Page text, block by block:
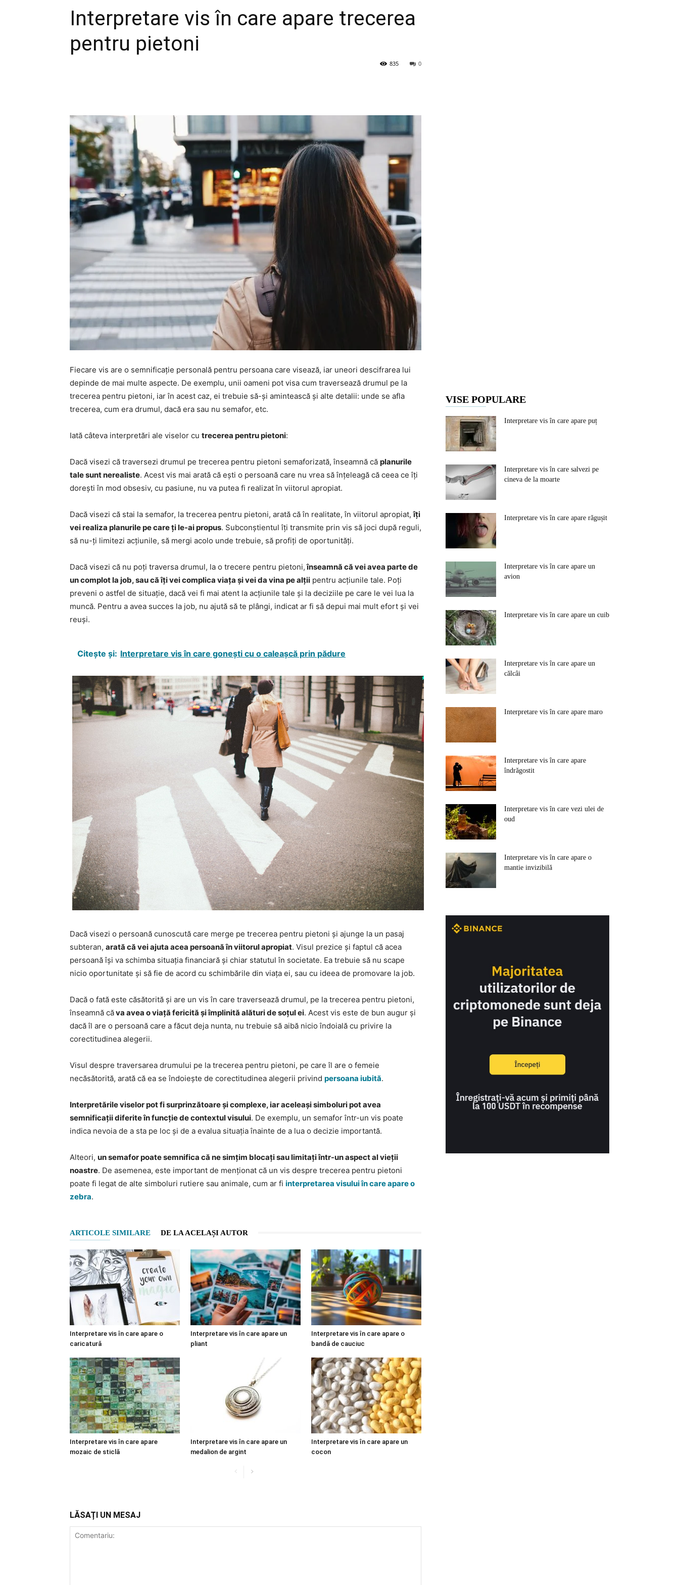
Interpretare vis în care apare trecerea
pentru pietoni
0
835
Fiecare vis are o semnificație personală pentru persoana care visează, iar uneori descifrarea lui
depinde de mai multe aspecte. De exemplu, unii oameni pot visa cum traversează drumul pe la
trecerea pentru pietoni, iar în acest caz, ei trebuie să-și amintească și alte detalii: unde se afla
trecerea, cum era drumul, dacă era sau nu semafor, etc.
Iată câteva interpretări ale viselor cu trecerea pentru pietoni:
Dacă visezi că traversezi drumul pe trecerea pentru pietoni semaforizată, înseamnă că planurile
tale sunt nerealiste. Acest vis mai arată că ești o persoană care nu vrea să înțeleagă că ceea ce îți
dorești în mod obsesiv, cu pasiune, nu va putea fi realizat în viitorul apropiat.
Dacă visezi că stai la semafor, la trecerea pentru pietoni, arată că în realitate, în viitorul apropiat,îți
vei realiza planurile pe care ți le-ai propus. Subconștientul îți transmite prin vis să joci după reguli,
să nu-ți limitezi acțiunile, să mergi acolo unde trebuie, să profiți de oportunități.
Dacă visezi că nu poți traversa drumul, la o trecere pentru pietoni,înseamnă că vei avea parte de
un complot la job, sau că îți vei complica viața și vei da vina pe alții pentru acțiunile tale. Poți
preveni o astfel de situație, dacă vei fi mai atent la acțiunile tale și la deciziile pe care le vei lua la
muncă. Pentru a avea succes la job, nu ajută să te plângi, indicat ar fi să depui mai mult efort și vei
reuși.
Citește și: Interpretare vis în care gonești cu o caleașcă prin pădure
Dacă visezi o persoană cunoscută care merge pe trecerea pentru pietoni și ajunge la un pasaj
subteran, arată că vei ajuta acea persoană în viitorul apropiat. Visul prezice și faptul că acea
persoană își va schimba situația financiară și chiar statutul în societate. Ea trebuie să nu scape
nicio oportunitate și să fie de acord cu schimbările din viața ei, sau cu ideea de promovare la job.
Dacă o fată este căsătorită și are un vis în care traversează drumul, pe la trecerea pentru pietoni,
înseamnă căva avea o viață fericită și împlinită alături de soțul ei. Acest vis este de bun augur și
dacă îl are o persoană care a făcut deja nunta, nu trebuie să aibă nicio îndoială cu privire la
corectitudinea alegerii.
Visul despre traversarea drumului pe la trecerea pentru pietoni, pe care îl are o femeie
necăsătorită, arată că ea se îndoiește de corectitudinea alegerii privind persoana iubită.
Interpretările viselor pot fi surprinzătoare și complexe, iar aceleași simboluri pot avea
semnificații diferite în funcție de contextul visului. De exemplu, un semafor într-un vis poate
indica nevoia de a sta pe loc și de a evalua situația înainte de a lua o decizie importantă.
Alteori, un semafor poate semnifica că ne simțim blocați sau limitați într-un aspect al vieții
noastre. De asemenea, este important de menționat că un vis despre trecerea pentru pietoni
poate fi legat de alte simboluri rutiere sau animale, cum ar fi interpretarea visului în care apare o
zebra.
ARTICOLE SIMILARE DE LA ACELAȘI AUTOR
Interpretare vis în care apare o
caricatură
Interpretare vis în care apare un
pliant
Interpretare vis în care apare o
bandă de cauciuc
Interpretare vis în care apare
mozaic de sticlă
Interpretare vis în care apare un
medalion de argint
Interpretare vis în care apare un
cocon
LĂSAȚI UN MESAJ
VISE POPULARE
Interpretare vis în care apare puț
Interpretare vis în care salvezi pe
cineva de la moarte
Interpretare vis în care apare răgușit
Interpretare vis în care apare un
avion
Interpretare vis în care apare un cuib
Interpretare vis în care apare un
călcâi
Interpretare vis în care apare maro
Interpretare vis în care apare
îndrăgostit
Interpretare vis în care vezi ulei de
oud
Interpretare vis în care apare o
mantie invizibilă